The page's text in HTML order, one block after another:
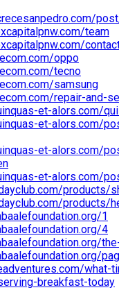
team
oppo
tecno
samsung
repair-and-
et-alors.com/
et-alors.com/
et-alors.com/
et-alors.com/
products/
products/
1
4
what-
breakfast-today